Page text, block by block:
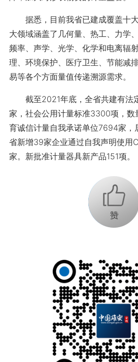
据悉，目前我省已建成覆盖十
大领域涵盖了几何量、热工、力学
频率、声学、光学、化学和电离辐
理、环境保护、医疗卫生、节能减
易等各个方面量值传递溯源需求。
截至2021年底，全省共建有法
家，社会公用计量标准3300项，数
育诚信计量自我承诺单位7694家，
省新增39家企业通过自我声明使用
家。新批准计量器具新产品151项。
+1